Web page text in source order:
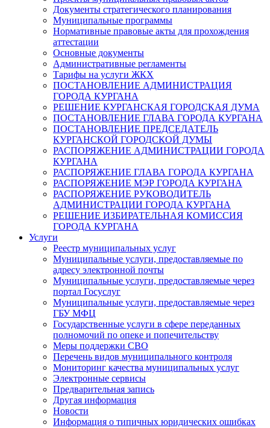
Документы стратегического планирования
Муниципальные программы
Нормативные правовые акты для прохождения
аттестации
Основные документы
Административные регламенты
Тарифы на услуги ЖКХ
ПОСТАНОВЛЕНИЕ АДМИНИСТРАЦИЯ
ГОРОДА КУРГАНА
РЕШЕНИЕ КУРГАНСКАЯ ГОРОДСКАЯ ДУМА
ПОСТАНОВЛЕНИЕ ГЛАВА ГОРОДА КУРГАНА
ПОСТАНОВЛЕНИЕ ПРЕДСЕДАТЕЛЬ
КУРГАНСКОЙ ГОРОДСКОЙ ДУМЫ
РАСПОРЯЖЕНИЕ АДМИНИСТРАЦИИ ГОРОДА
КУРГАНА
РАСПОРЯЖЕНИЕ ГЛАВА ГОРОДА КУРГАНА
РАСПОРЯЖЕНИЕ МЭР ГОРОДА КУРГАНА
РАСПОРЯЖЕНИЕ РУКОВОДИТЕЛЬ
АДМИНИСТРАЦИИ ГОРОДА КУРГАНА
РЕШЕНИЕ ИЗБИРАТЕЛЬНАЯ КОМИССИЯ
ГОРОДА КУРГАНА
Услуги
Реестр муниципальных услуг
Муниципальные услуги, предоставляемые по
адресу электронной почты
Муниципальные услуги, предоставляемые через
портал Госуслуг
Муниципальные услуги, предоставляемые через
ГБУ МФЦ
Государственные услуги в сфере переданных
полномочий по опеке и попечительству
Меры поддержки СВО
Перечень видов муниципального контроля
Мониторинг качества муниципальных услуг
Электронные сервисы
Предварительная запись
Другая информация
Новости
Информация о типичных юридических ошибках